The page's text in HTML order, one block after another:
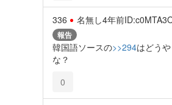
336 名無し4年前
報告
韓国語ソースの>>294はどう
な？
0